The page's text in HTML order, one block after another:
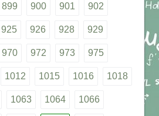
899 900 901 902
925 926 928 929
970 972 973 975
1012 1015 1016 1018
1063 1064 1066